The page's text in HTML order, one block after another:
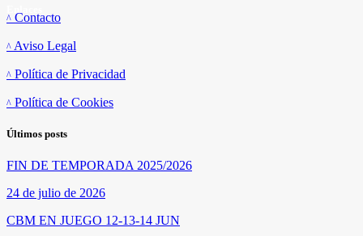
Contacto
Aviso Legal
Política de Privacidad
Política de Cookies
Últimos posts
FIN DE TEMPORADA 2025/2026
24 de julio de 2026
CBM EN JUEGO 12-13-14 JUN